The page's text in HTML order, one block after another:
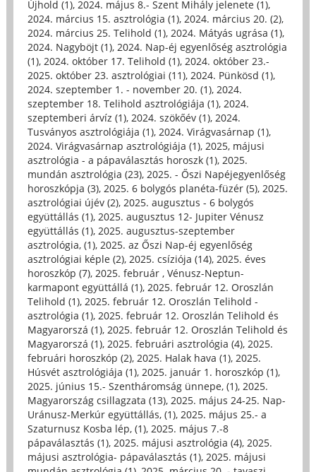
Újhold (1), 2024. május 8.- Szent Mihály jelenete (1),
2024. március 15. asztrológia (1), 2024. március 20. (2),
2024. március 25. Telihold (1), 2024. Mátyás ugrása (1),
2024. Nagyböjt (1), 2024. Nap-éj egyenlőség asztrológia
(1), 2024. október 17. Telihold (1), 2024. október 23.-
2025. október 23. asztrológiai (11), 2024. Pünkösd (1),
2024. szeptember 1. - november 20. (1), 2024.
szeptember 18. Telihold asztrológiája (1), 2024.
szeptemberi árvíz (1), 2024. szökőév (1), 2024.
Tusványos asztrológiája (1), 2024. Virágvasárnap (1),
2024. Virágvasárnap asztrológiája (1), 2025, májusi
asztrológia - a pápaválasztás horoszk (1), 2025.
mundán asztrológia (23), 2025. - Őszi Napéjegyenlőség
horoszkópja (3), 2025. 6 bolygós planéta-füzér (5), 2025.
asztrológiai újév (2), 2025. augusztus - 6 bolygós
együttállás (1), 2025. augusztus 12- Jupiter Vénusz
együttállás (1), 2025. augusztus-szeptember
asztrológia, (1), 2025. az Őszi Nap-éj egyenlőség
asztrológiai képle (2), 2025. csíziója (14), 2025. éves
horoszkóp (7), 2025. február , Vénusz-Neptun-
karmapont együttállá (1), 2025. február 12. Oroszlán
Telihold (1), 2025. február 12. Oroszlán Telihold -
asztrológia (1), 2025. február 12. Oroszlán Telihold és
Magyarorszá (1), 2025. február 12. Oroszlán Telihold és
Magyarorszá (1), 2025. februári asztrológia (4), 2025.
februári horoszkóp (2), 2025. Halak hava (1), 2025.
Húsvét asztrológiája (1), 2025. január 1. horoszkóp (1),
2025. június 15.- Szentháromság ünnepe, (1), 2025.
Magyarország csillagzata (13), 2025. május 24-25. Nap-
Uránusz-Merkúr együttállás, (1), 2025. május 25.- a
Szaturnusz Kosba lép, (1), 2025. május 7.-8
pápaválasztás (1), 2025. májusi asztrológia (4), 2025.
májusi asztrológia- pápaválasztás (1), 2025. májusi